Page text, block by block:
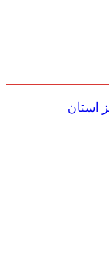
استان